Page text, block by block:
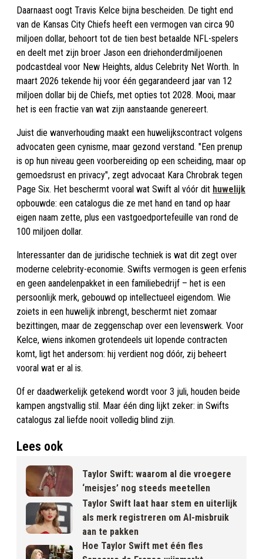
Daarnaast oogt Travis Kelce bijna bescheiden. De tight end
van de Kansas City Chiefs heeft een vermogen van circa 90
miljoen dollar, behoort tot de tien best betaalde NFL-spelers
en deelt met zijn broer Jason een driehonderd­miljoenen
podcastdeal voor New Heights, aldus Celebrity Net Worth. In
maart 2026 tekende hij voor één gegarandeerd jaar van 12
miljoen dollar bij de Chiefs, met opties tot 2028. Mooi, maar
het is een fractie van wat zijn aanstaande genereert.
Juist die wanverhouding maakt een huwelijks­contract volgens
advocaten geen cynisme, maar gezond verstand. "Een prenup
is op hun niveau geen voorbereiding op een scheiding, maar op
gemoedsrust en privacy", zegt advocaat Kara Chrobrak tegen
Page Six. Het beschermt vooral wat Swift al vóór dit huwelijk
opbouwde: een catalogus die ze met hand en tand op haar
eigen naam zette, plus een vastgoedportefeuille van rond de
100 miljoen dollar.
Interessanter dan de juridische techniek is wat dit zegt over
moderne celebrity-economie. Swifts vermogen is geen erfenis
en geen aandelenpakket in een familiebedrijf – het is een
persoonlijk merk, gebouwd op intellectueel eigendom. Wie
zoiets in een huwelijk inbrengt, beschermt niet zomaar
bezittingen, maar de zeggenschap over een levenswerk. Voor
Kelce, wiens inkomen grotendeels uit lopende contracten
komt, ligt het andersom: hij verdient nog dóór, zij beheert
vooral wat er al is.
Of er daadwerkelijk getekend wordt voor 3 juli, houden beide
kampen angstvallig stil. Maar één ding lijkt zeker: in Swifts
catalogus zal liefde nooit volledig blind zijn.
Lees ook
Taylor Swift: waarom al die vroegere
‘meisjes’ nog steeds meetellen
Taylor Swift laat haar stem en uiterlijk
als merk registreren om AI-misbruik
aan te pakken
Hoe Taylor Swift met één fles